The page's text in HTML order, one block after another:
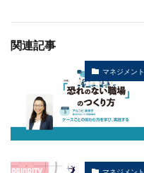
関連記事
マネジメント